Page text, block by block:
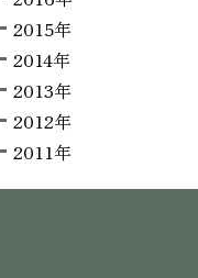
2015年
2014年
2013年
2012年
2011年